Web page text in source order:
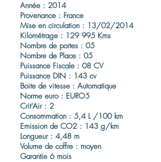
Année : 2014
Provenance : France
Mise en circulation : 13/02/2014
Kilométrage : 129 995 Kms
Nombre de portes : 05
Nombre de Place : 05
Puissance Fiscale : 08 CV
Puissance DIN : 143 cv
Boite de vitesse : Automatique
Norme euro : EURO5
Crit'Air : 2
Consommation : 5,4 L /100 km
Emission de CO2 : 143 g/km
Longueur : 4,48 m
Volume de coffre : moyen
Garantie 6 mois